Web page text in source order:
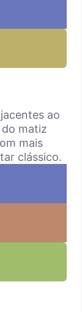
ao
matiz
mais
clássico.